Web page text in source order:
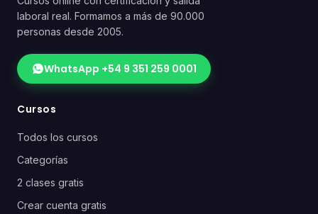
laboral real. Formamos a más de 90.000
personas desde 2005.
WhatsApp +54 9 351 259 0001
Cursos
Todos los cursos
Categorías
2 clases gratis
Crear cuenta gratis